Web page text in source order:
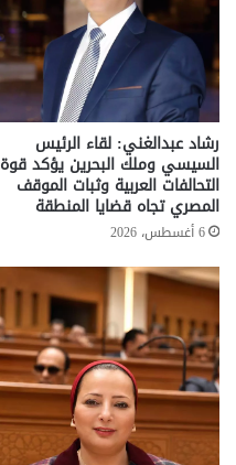
رشاد عبدالغني: لقاء الرئيس
السيسي وملك البحرين يؤكد قوة
التحالفات العربية وثبات الموقف
المصري تجاه قضايا المنطقة
6 أغسطس، 2026